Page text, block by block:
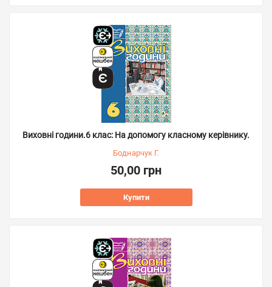
Виховні години.6 клас: На допомогу класному керівнику.
Боднарчук Г.
50,00 грн
Купити